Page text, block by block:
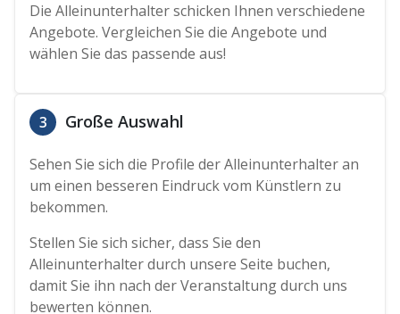
Die Alleinunterhalter schicken Ihnen verschiedene
Angebote. Vergleichen Sie die Angebote und
wählen Sie das passende aus!
3 Große Auswahl
Sehen Sie sich die Profile der Alleinunterhalter an
um einen besseren Eindruck vom Künstlern zu
bekommen.
Stellen Sie sich sicher, dass Sie den
Alleinunterhalter durch unsere Seite buchen,
damit Sie ihn nach der Veranstaltung durch uns
bewerten können.